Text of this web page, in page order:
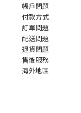
帳戶問題
付款方式
訂單問題
配送問題
退貨問題
售後服務
海外地區